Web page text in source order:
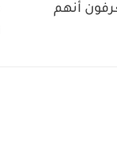
أنهم